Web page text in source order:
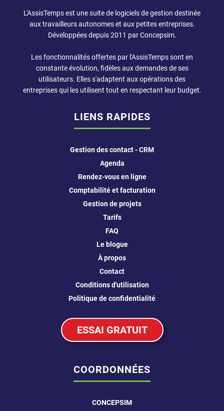
L'AssisTemps est une suite de logiciels de gestion destinée
auxtravailleurs autonomeset aux petites entreprises.
Développées depuis 2011 par Concepsim.
Les fonctionnalités offertes par l'AssisTemps sont en
constante évolution, fidèles aux demandes de ses
utilisateurs. Elles s'adaptent aux opérations des
entreprises qui les utilisent tout en respectant leur budget.
LIENS RAPIDES
Gestion des contact - CRM
Agenda
Rendez-vous en ligne
Comptabilité et facturation
Gestion de projets
Tarifs
FAQ
Le blogue
À propos
Contact
Conditions d'utilisation
Politique de confidentialité
ESSAI GRATUIT
COORDONNÉES
CONCEPSIM